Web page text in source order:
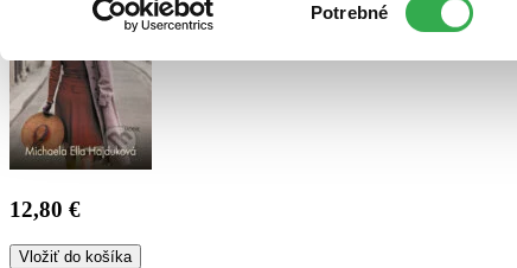
súhlasu
Potrebné
12,80 €
Vložiť do košíka